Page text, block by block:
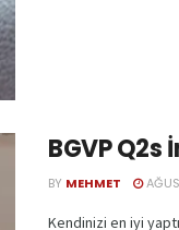
BGVP Q2s
BY MEHMET
Kendinizi en iyi